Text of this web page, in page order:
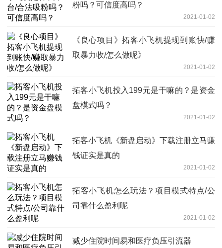
粉吗？可信度高吗？
2021-01-02
《良心项目》拓客小飞机提现到账快/赚
取暴力收/怎么做呢》
2021-01-02
拓客小飞机投入199元是干嘛的？是资金
盘模式吗？
2021-01-02
拓客小飞机《新盘启动》下载注册立马赚
钱证实是真的
2021-01-02
拓客小飞机怎么玩法？项目模式特点/公
司靠什么盈利呢
2021-01-02
减少住院时间易和医疗负压引流器